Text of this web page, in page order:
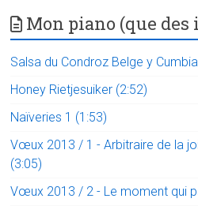
Mon piano (que
Salsa du Condroz Belge y
Honey Rietjesuiker (2:52)
Naïveries 1 (1:53)
Vœux 2013 / 1 - Arbitraire de la
(3:05)
Vœux 2013 / 2 - Le moment qui